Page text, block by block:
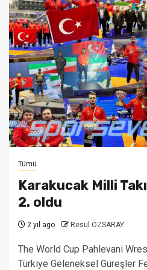
Tümü
Karakucak Milli
2. oldu
2 yıl ago Resul ÖZSARAY
The World Cup Pahlevani
Türkiye Geleneksel Güreşler